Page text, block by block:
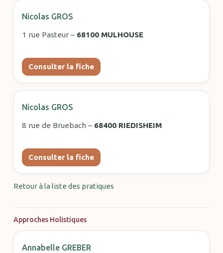
Nicolas GROS
1 rue Pasteur – 68100 MULHOUSE
Consulter la fiche
Nicolas GROS
8 rue de Bruebach – 68400 RIEDISHEIM
Consulter la fiche
Retour à la liste des pratiques
Approches Holistiques
Annabelle GREBER